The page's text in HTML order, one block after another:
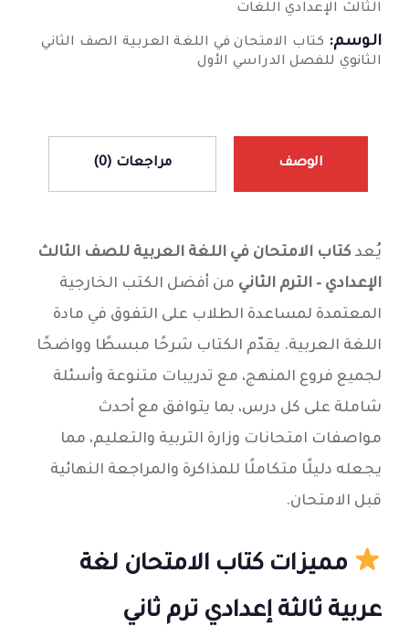
الثالث الإعدادي اللغات
الوسم: كتاب الامتحان في اللغة العربية الصف الثاني
الثانوي للفصل الدراسي الأول
الوصف مراجعات (0)
يُعد كتاب الامتحان في اللغة العربية للصف الثالث
الإعدادي – الترم الثاني من أفضل الكتب الخارجية
المعتمدة لمساعدة الطلاب على التفوق في مادة
اللغة العربية. يقدّم الكتاب شرحًا مبسطًا وواضحًا
لجميع فروع المنهج، مع تدريبات متنوعة وأسئلة
شاملة على كل درس، بما يتوافق مع أحدث
مواصفات امتحانات وزارة التربية والتعليم، مما
يجعله دليلًا متكاملًا للمذاكرة والمراجعة النهائية
قبل الامتحان.
مميزات كتاب الامتحان لغة
عربية ثالثة إعدادي ترم ثاني